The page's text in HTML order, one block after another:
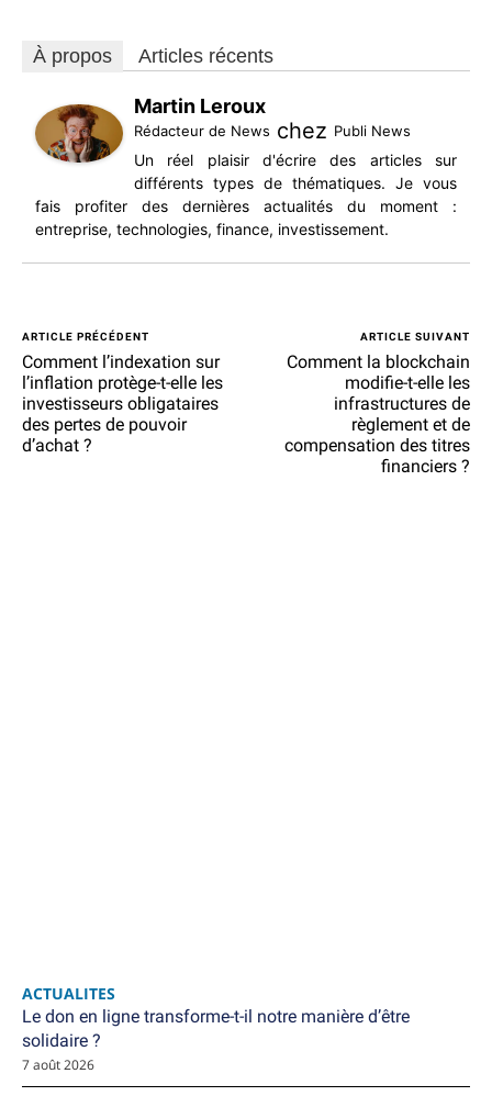
À propos Articles récents
Martin Leroux
Rédacteur de News chez Publi News
Un réel plaisir d'écrire des articles sur
différents types de thématiques. Je vous
fais profiter des dernières actualités du moment :
entreprise, technologies, finance, investissement.
ARTICLE PRÉCÉDENT
Comment l’indexation sur
l’inflation protège-t-elle les
investisseurs obligataires
des pertes de pouvoir
d’achat ?
ARTICLE SUIVANT
Comment la blockchain
modifie-t-elle les
infrastructures de
règlement et de
compensation des titres
financiers ?
ACTUALITES
Le don en ligne transforme-t-il notre manière d’être
solidaire ?
7 août 2026